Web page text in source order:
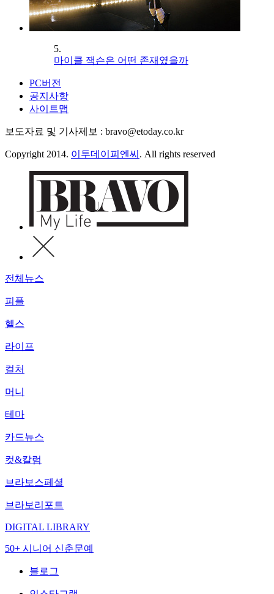
5.
마이클 잭슨은 어떤 존재였을까
PC버전
공지사항
사이트맵
보도자료 및 기사제보 : bravo@etoday.co.kr
Copyright 2014. 이투데이피엔씨 . All rights reserved
전체뉴스
피플
헬스
라이프
컬처
머니
테마
카드뉴스
컷&칼럼
브라보스페셜
브라보리포트
DIGITAL LIBRARY
50+ 시니어 신춘문예
블로그